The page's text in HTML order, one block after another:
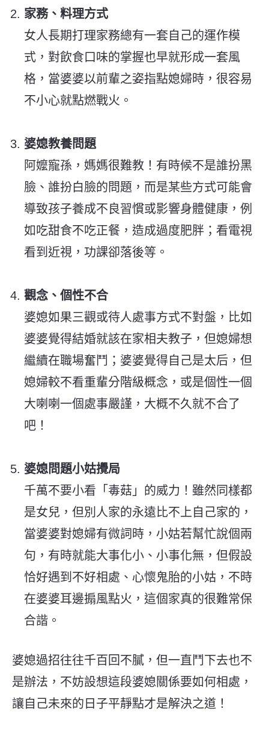
家務、料理方式
女人長期打理家務總有一套自己的運作模
式，對飲食口味的掌握也早就形成一套風
格，當婆婆以前輩之姿指點媳婦時，很容易
不小心就點燃戰火。
婆媳教養問題
阿嬤寵孫，媽媽很難教！有時候不是誰扮黑
臉、誰扮白臉的問題，而是某些方式可能會
導致孩子養成不良習慣或影響身體健康，例
如吃甜食不吃正餐，造成過度肥胖；看電視
看到近視，功課卻落後等。
觀念、個性不合
婆媳如果三觀或待人處事方式不對盤，比如
婆婆覺得結婚就該在家相夫教子，但媳婦想
繼續在職場奮鬥；婆婆覺得自己是太后，但
媳婦較不看重輩分階級概念，或是個性一個
大喇喇一個處事嚴謹，大概不久就不合了
吧！
婆媳問題小姑攪局
千萬不要小看「毒菇」的威力！雖然同樣都
是女兒，但別人家的永遠比不上自己家的，
當婆婆對媳婦有微詞時，小姑若幫忙說個兩
句，有時就能大事化小、小事化無，但假設
恰好遇到不好相處、心懷鬼胎的小姑，不時
在婆婆耳邊搧風點火，這個家真的很難常保
合諧。
婆媳過招往往千百回不膩，但一直鬥下去也不
是辦法，不妨設想這段婆媳關係要如何相處，
讓自己未來的日子平靜點才是解決之道！